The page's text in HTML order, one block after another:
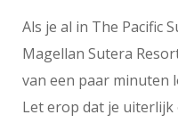
Als je al in The Pacific
Magellan Sutera
van een paar minuten
Let erop dat je uiterlijk